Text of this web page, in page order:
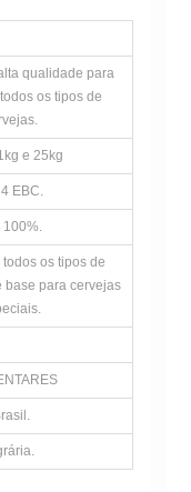
qualidade para
os tipos de
e 25kg
EBC.
100%.
os tipos de
base para cervejas